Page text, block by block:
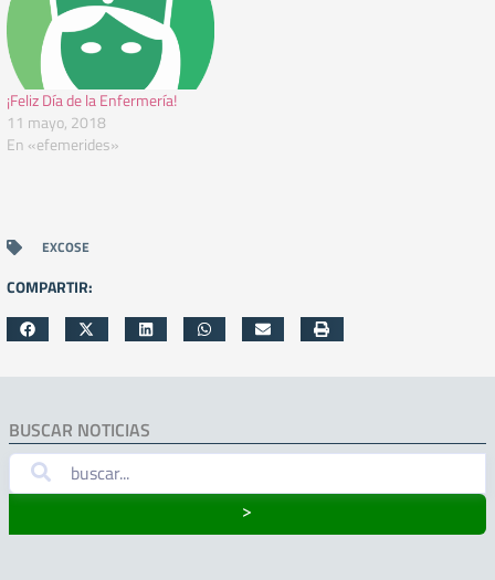
¡Feliz Día de la Enfermería!
11 mayo, 2018
En «efemerides»
EXCOSE
COMPARTIR:
BUSCAR NOTICIAS
˃